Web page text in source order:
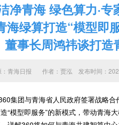
洁净青海 绿色算力·专
海绿算打造“模型即
事长周鸿祎谈打造
：青海日报 作者： 贾泓 发布时间：
集团与青海省人民政府签署战略
模型即服务”的新模式，带动青海大